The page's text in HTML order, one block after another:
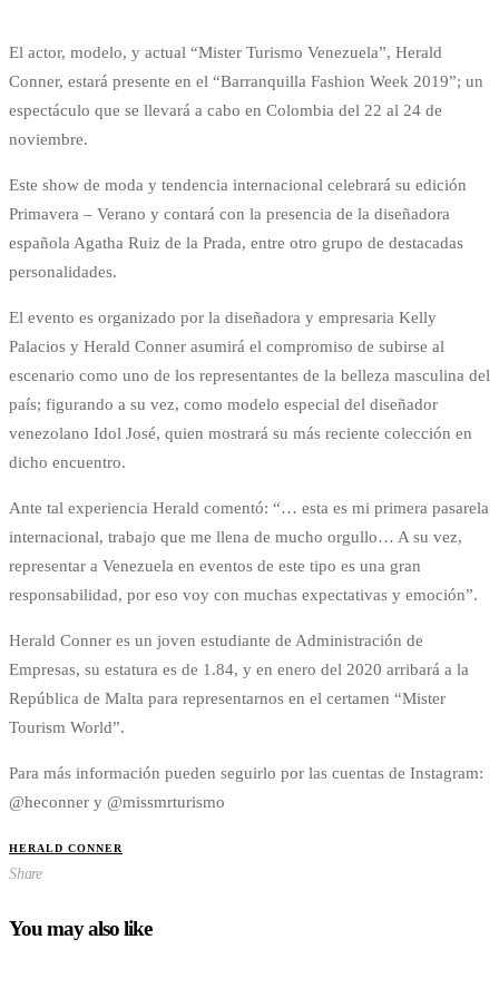
El actor, modelo, y actual “Mister Turismo Venezuela”, Herald
Conner, estará presente en el “Barranquilla Fashion Week 2019”; un
espectáculo que se llevará a cabo en Colombia del 22 al 24 de
noviembre.
Este show de moda y tendencia internacional celebrará su edición
Primavera – Verano y contará con la presencia de la diseñadora
española Agatha Ruiz de la Prada, entre otro grupo de destacadas
personalidades.
El evento es organizado por la diseñadora y empresaria Kelly
Palacios y Herald Conner asumirá el compromiso de subirse al
escenario como uno de los representantes de la belleza masculina del
país; figurando a su vez, como modelo especial del diseñador
venezolano Idol José, quien mostrará su más reciente colección en
dicho encuentro.
Ante tal experiencia Herald comentó: “… esta es mi primera pasarela
internacional, trabajo que me llena de mucho orgullo… A su vez,
representar a Venezuela en eventos de este tipo es una gran
responsabilidad, por eso voy con muchas expectativas y emoción”.
Herald Conner es un joven estudiante de Administración de
Empresas, su estatura es de 1.84, y en enero del 2020 arribará a la
República de Malta para representarnos en el certamen “Mister
Tourism World”.
Para más información pueden seguirlo por las cuentas de Instagram:
@heconner y @missmrturismo
HERALD CONNER
Share
You may also like